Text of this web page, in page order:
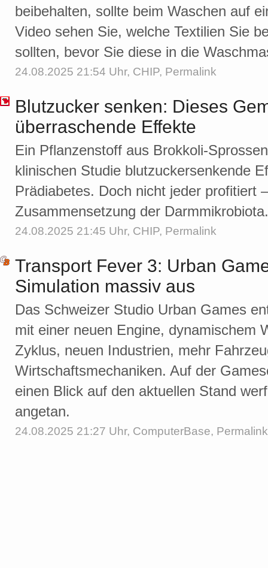
beibehalten, sollte beim Waschen auf
Video sehen Sie, welche Textilien Sie
sollten, bevor Sie diese in die
24.08.2025 21:54 Uhr, CHIP, Permalink
Blutzucker senken: Dieses
überraschende Effekte
Ein Pflanzenstoff aus Brokkoli-
klinischen Studie blutzuckersenkende
Prädiabetes. Doch nicht jeder profitiert
Zusammensetzung der Darmmikrobiota.
24.08.2025 21:45 Uhr, CHIP, Permalink
Transport Fever 3: Urban
Simulation massiv aus
Das Schweizer Studio Urban Games
mit einer neuen Engine, dynamischem
Zyklus, neuen Industrien, mehr
Wirtschafts­mechaniken. Auf der
einen Blick auf den aktuellen Stand
angetan.
24.08.2025 21:27 Uhr, ComputerBase, Permalink